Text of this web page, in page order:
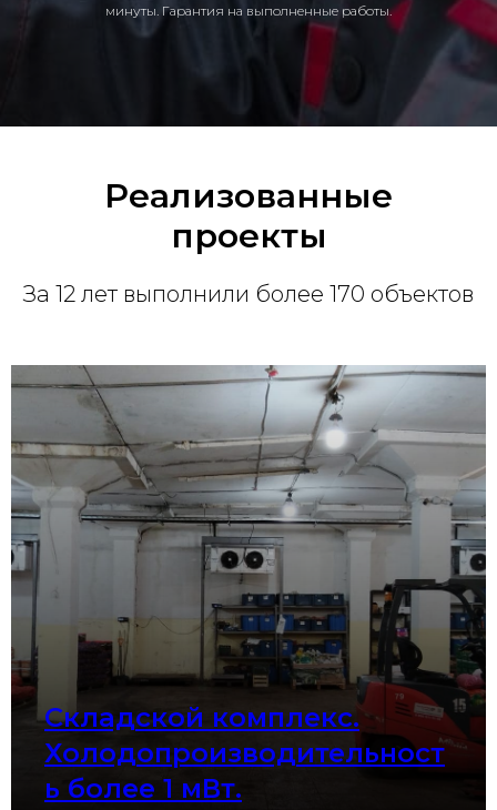
минуты. Гарантия на выполненные работы.
Реализованные
проекты
За 12 лет выполнили более 170 объектов
Складской комплекс.
Холодопроизводительност
ь более 1 мВт.